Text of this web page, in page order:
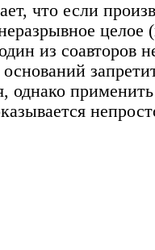
что если
целое
из соавторов
однако